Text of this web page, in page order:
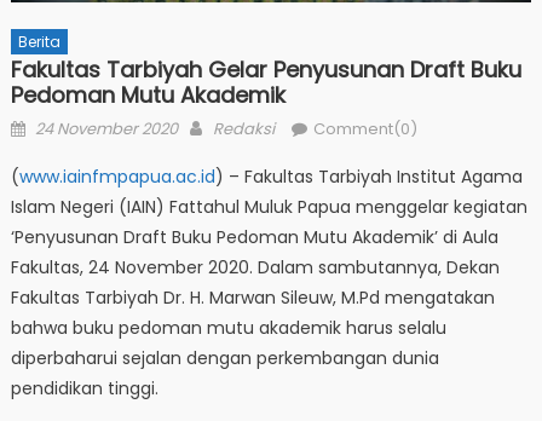
Berita
Fakultas Tarbiyah Gelar Penyusunan Draft Buku
Pedoman Mutu Akademik
Posted
24 November 2020 Author
Redaksi Comment(0)
(www.iainfmpapua.ac.id) – Fakultas Tarbiyah Institut Agama
Islam Negeri (IAIN) Fattahul Muluk Papua menggelar kegiatan
‘Penyusunan Draft Buku Pedoman Mutu Akademik’ di Aula
Fakultas, 24 November 2020. Dalam sambutannya, Dekan
Fakultas Tarbiyah Dr. H. Marwan Sileuw, M.Pd mengatakan
bahwa buku pedoman mutu akademik harus selalu
diperbaharui sejalan dengan perkembangan dunia
pendidikan tinggi.